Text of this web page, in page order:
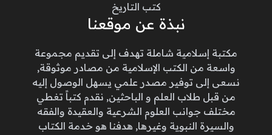
كتب التاريخ
نبذة عن موقعنا
مكتبة إسلامية شاملة تهدف إلى تقديم مجموعة
واسعة من الكتب الإسلامية من مصادر موثوقة,
نسعى إلى توفير مصدر علمي يسهل الوصول إليه
من قبل طلاب العلم و الباحثين, نقدم كتباً تغطي
مختلف جوانب العلوم الشرعية والعقيدة والفقه
والسيرة النبوية وغيرها, هدفنا هو خدمة الكتاب